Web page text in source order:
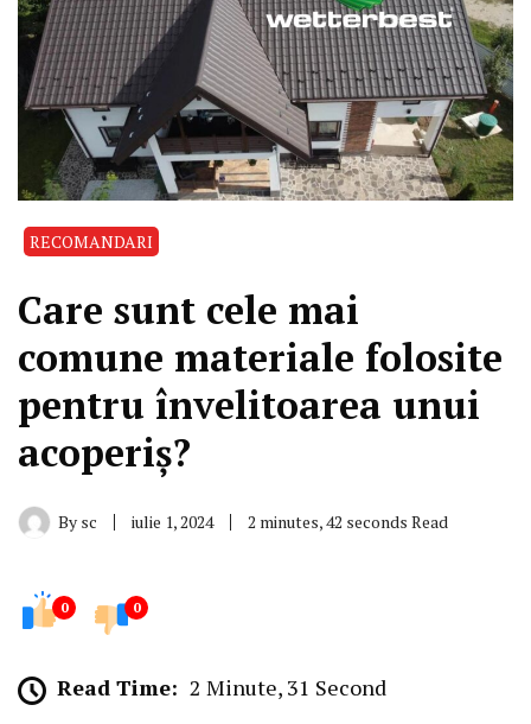
RECOMANDARI
Care sunt cele mai
comune materiale folosite
pentru învelitoarea unui
acoperiș?
By sc iulie 1, 2024 2 minutes, 42 seconds Read
0 0
Read Time: 2 Minute, 31 Second